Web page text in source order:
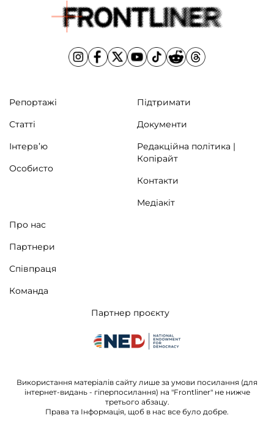
Репортажі
Статті
Інтерв’ю
Особисто
Підтримати
Документи
Редакційна політика |
Копірайт
Контакти
Медіакіт
Про нас
Партнери
Співпраця
Команда
Партнер проєкту
Використання матеріалів сайту лише за умови посилання (для
інтернет-видань - гіперпосилання) на "Frontliner" не нижче
третього абзацу.
Права та Інформація, щоб в нас все було добре.